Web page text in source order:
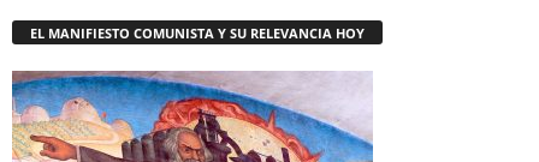
EL MANIFIESTO COMUNISTA Y SU RELEVANCIA HOY